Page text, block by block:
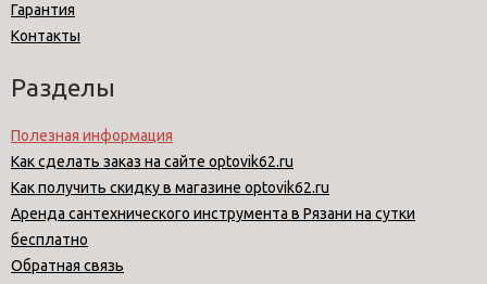
Гарантия
Контакты
Разделы
Полезная информация
Как сделать заказ на сайте optovik62.ru
Как получить скидку в магазине optovik62.ru
Аренда сантехнического инструмента в Рязани на сутки
бесплатно
Обратная связь